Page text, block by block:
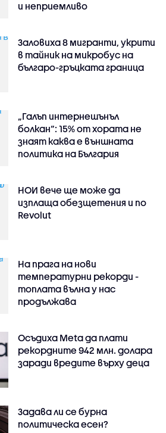
и неприемливо
Заловиха 8 мигранти, укрити
в тайник на микробус на
българо-гръцката граница
„Галъп интернешънъл
болкан“: 15% от хората не
знаят каква е външната
политика на България
НОИ вече ще може да
изплаща обезщетения и по
Revolut
На прага на нови
температурни рекорди -
топлата вълна у нас
продължава
Осъдиха Meta да плати
рекордните 942 млн. долара
заради вредите върху деца
Задава ли се бурна
политическа есен?